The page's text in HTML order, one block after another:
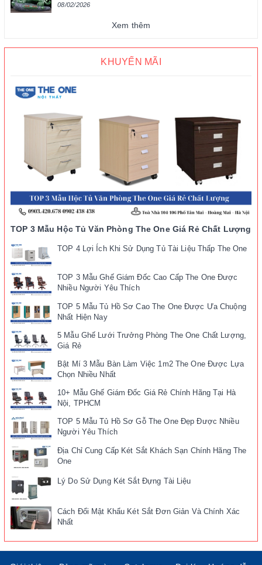
08/02/2026
Xem thêm
KHUYẾN MÃI
TOP 3 Mẫu Hộc Tủ Văn Phòng The One Giá Rẻ Chất Lượng
TOP 4 Lợi Ích Khi Sử Dụng Tủ Tài Liệu Thấp The One
TOP 3 Mẫu Ghế Giám Đốc Cao Cấp The One Được
Nhiều Người Yêu Thích
TOP 5 Mẫu Tủ Hồ Sơ Cao The One Được Ưa Chuộng
Nhất Hiện Nay
5 Mẫu Ghế Lưới Trưởng Phòng The One Chất Lượng,
Giá Rẻ
Bật Mí 3 Mẫu Bàn Làm Việc 1m2 The One Được Lựa
Chọn Nhiều Nhất
10+ Mẫu Ghế Giám Đốc Giá Rẻ Chính Hãng Tại Hà
Nội, TPHCM
TOP 5 Mẫu Tủ Hồ Sơ Gỗ The One Đẹp Được Nhiều
Người Yêu Thích
Địa Chỉ Cung Cấp Két Sắt Khách Sạn Chính Hãng The
One
Lý Do Sử Dụng Két Sắt Đựng Tài Liệu
Cách Đổi Mật Khẩu Két Sắt Đơn Giản Và Chính Xác
Nhất